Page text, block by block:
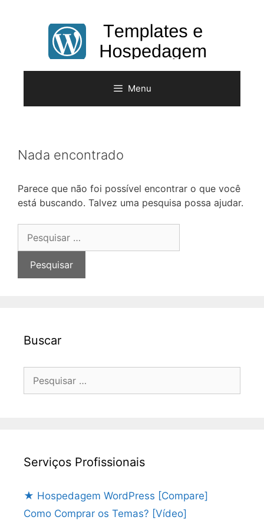
Menu
Nada encontrado
Parece que não foi possível encontrar o que você
está buscando. Talvez uma pesquisa possa ajudar.
por:
Buscar
Serviços Profissionais
★ Hospedagem WordPress [Compare]
Como Comprar os Temas? [Vídeo]